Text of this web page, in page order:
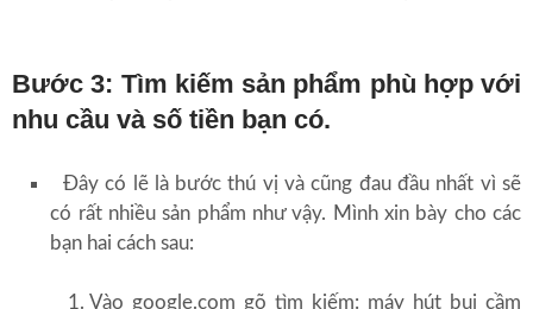
Bước 3: Tìm kiếm sản phẩm phù hợp với
nhu cầu và số tiền bạn có.
Đây có lẽ là bước thú vị và cũng đau đầu nhất vì sẽ
có rất nhiều sản phẩm như vậy. Mình xin bày cho các
bạn hai cách sau:
Vào google.com gõ tìm kiếm: máy hút bụi cầm